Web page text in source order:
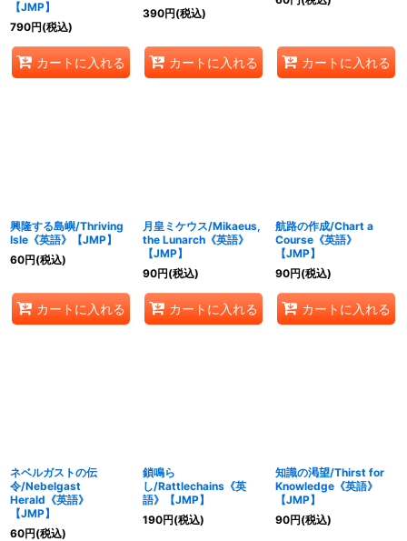
【JMP】
790円(税込)
カートに入れる
390円(税込)
カートに入れる カートに入れる
興隆する島嶼/Thriving
Isle《英語》【JMP】
60円(税込)
カートに入れる
月皇ミケウス/Mikaeus,
the Lunarch《英語》
【JMP】
90円(税込)
カートに入れる
航路の作成/Chart a
Course《英語》
【JMP】
90円(税込)
カートに入れる
ネベルガストの伝
令/Nebelgast
Herald《英語》
【JMP】
60円(税込)
鎖鳴ら
し/Rattlechains《英
語》【JMP】
190円(税込)
知識の渇望/Thirst for
Knowledge《英語》
【JMP】
90円(税込)